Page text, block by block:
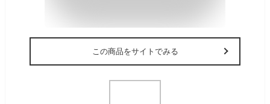
この商品をサイトでみる